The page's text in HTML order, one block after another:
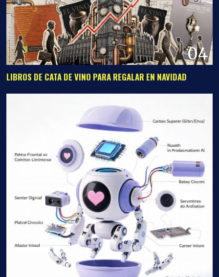
04
LIBROS DE CATA DE VINO PARA REGALAR EN NAVIDAD